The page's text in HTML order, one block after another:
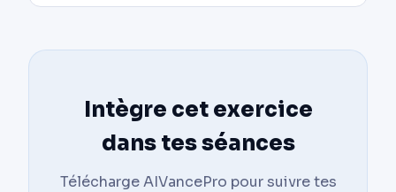
Intègre cet exercice
dans tes séances
Télécharge AIVancePro pour suivre tes